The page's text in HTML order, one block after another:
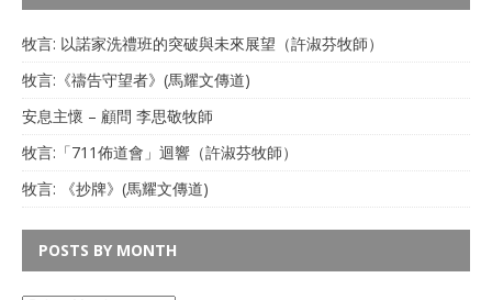
牧言: 以諾家洗禮班的突破與未來展望（許淑芬牧師）
牧言:《禱告守望者》(馬耀文傳道)
安息主懷 – 顧問 李思敬牧師
牧言:「711佈道會」迴響（許淑芬牧師）
牧言: 《抄牌》(馬耀文傳道)
POSTS BY MONTH